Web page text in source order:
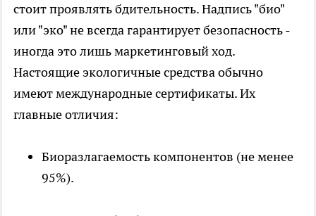
стоит проявлять бдительность. Надпись "био"
или "эко" не всегда гарантирует безопасность -
иногда это лишь маркетинговый ход.
Настоящие экологичные средства обычно
имеют международные сертификаты. Их
главные отличия:
Биоразлагаемость компонентов (не менее
95%).